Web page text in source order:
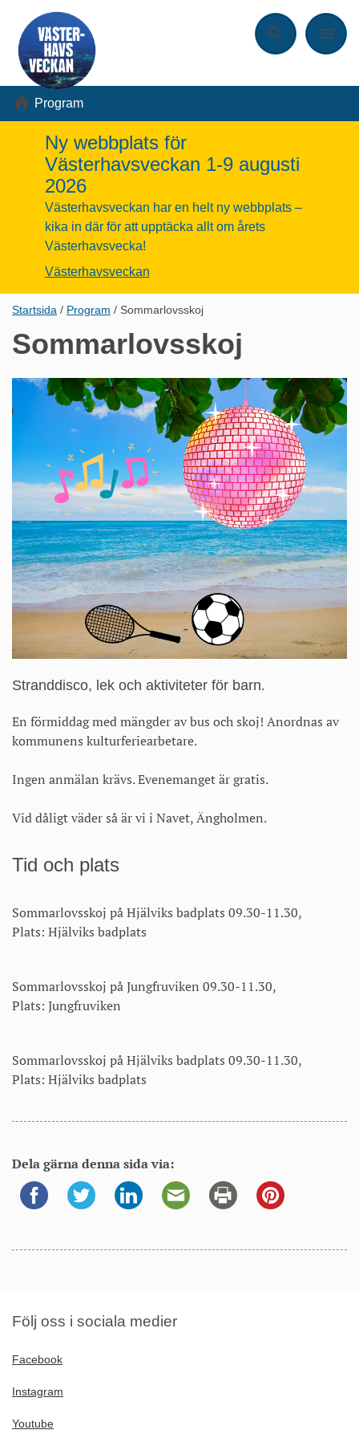
Program
Ny webbplats för
Västerhavsveckan 1-9 augusti
2026
Västerhavsveckan har en helt ny webbplats –
kika in där för att upptäcka allt om årets
Västerhavsvecka!
Västerhavsveckan
Länkstig,
är
sidan
Sommarlovsskoj
Startsida Program Sommarlovsskoj
Sommarlovsskoj
Stranddisco, lek och aktiviteter för barn.
En förmiddag med mängder av bus och skoj! Anordnas av
kommunens kulturferiearbetare.
Ingen anmälan krävs. Evenemanget är gratis.
Vid dåligt väder så är vi i Navet, Ängholmen.
Tid och plats
Sommarlovsskoj på Hjälviks badplats 09.30-11.30,
Plats: Hjälviks badplats
Sommarlovsskoj på Jungfruviken 09.30-11.30,
Plats: Jungfruviken
Sommarlovsskoj på Hjälviks badplats 09.30-11.30,
Plats: Hjälviks badplats
Dela gärna denna sida via:
Följ oss i sociala medier
Facebook
Instagram
Youtube